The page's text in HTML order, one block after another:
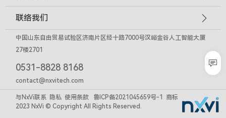

联络我们
中国山东自由贸易试验区济南片区经十路7000号汉峪金谷人工智能大厦
27楼2701
0531-8828 8168
contact@nxvitech.com
与NxVi联系 隐私 使用条款 鲁ICP备2021045659号-1
商标
2023 NxVi © Copyright All Rights Reserved.